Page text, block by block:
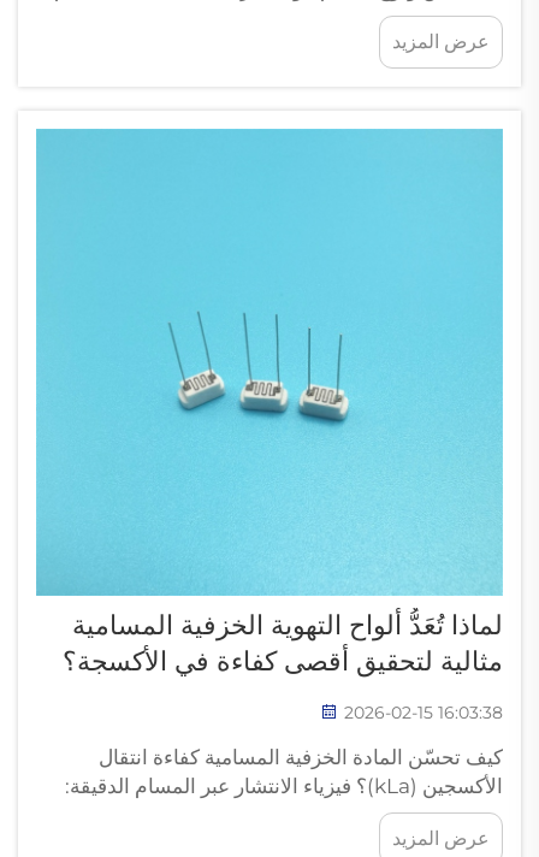
دقيقة (٠٫٥–١٠ ميكرومتر) لنقل فعّال للأكسجين في مزارع
وتُنتج الألواح الخزفية ذات المسام الدقيقة فقاعات صغيرة
عرض المزيد
لماذا تُعَدُّ ألواح التهوية الخزفية المسامية
مثالية لتحقيق أقصى كفاءة في الأكسجة؟
2026-02-15 16:03:38
كيف تحسّن المادة الخزفية المسامية كفاءة انتقال
الأكسجين (kLa)؟ فيزياء الانتشار عبر المسام الدقيقة:
حجم الفقاعة، والمساحة السطحية بين الطورين، وزمن
البقاء. إن الألواح الخزفية المُهوية، بفضل تركيبها
عرض المزيد